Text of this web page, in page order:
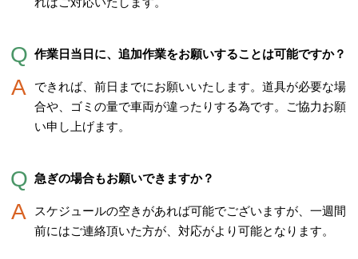
作業日当日に、追加作業をお願いすることは可能ですか？
できれば、前日までにお願いいたします。道具が必要な場
合や、ゴミの量で車両が違ったりする為です。ご協力お願
い申し上げます。
急ぎの場合もお願いできますか？
スケジュールの空きがあれば可能でございますが、一週間
前にはご連絡頂いた方が、対応がより可能となります。